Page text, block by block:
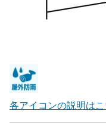
各アイコンの説明はこ